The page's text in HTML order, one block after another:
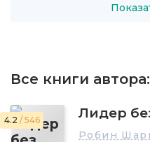
Все книги автора:
4.2 / 546 Лидер
Робин